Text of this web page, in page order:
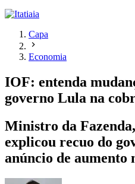
Capa
Economia
IOF: entenda
governo Lula na
Ministro da
explicou recuo do
anúncio de aumento